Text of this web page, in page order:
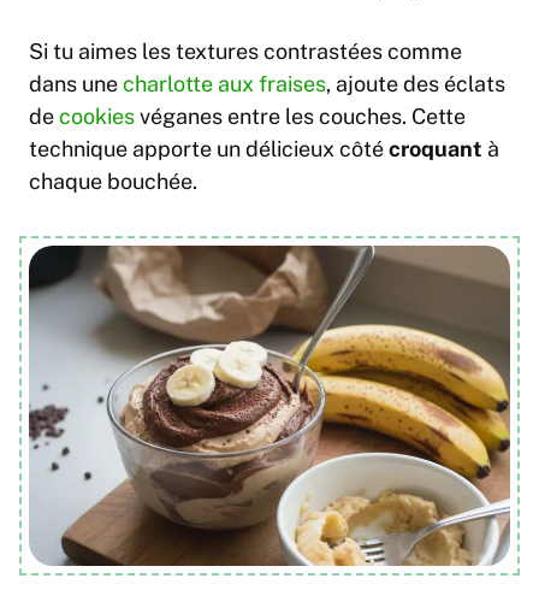
Si tu aimes les textures contrastées comme
dans unecharlotte aux fraises, ajoute des éclats
decookiesvéganes entre les couches. Cette
technique apporte un délicieux côtécroquant à
chaque bouchée.